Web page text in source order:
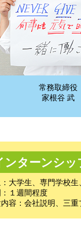
常務取締役
家根谷 武
ンターンシッ
大学生、専門学校生
１週間程度
容：会社説明、三